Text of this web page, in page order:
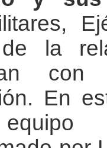
la
En